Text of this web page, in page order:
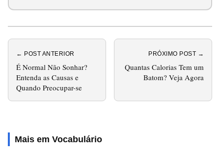
← POST ANTERIOR
É Normal Não Sonhar?
Entenda as Causas e
Quando Preocupar-se
PRÓXIMO POST →
Quantas Calorias Tem um
Batom? Veja Agora
Mais em Vocabulário